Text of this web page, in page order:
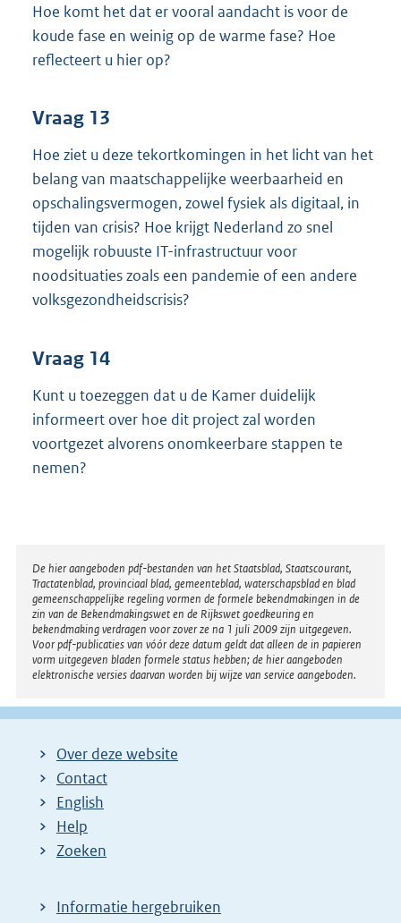
Hoe komt het dat er vooral aandacht is voor de
koude fase en weinig op de warme fase? Hoe
reflecteert u hier op?
Vraag 13
Hoe ziet u deze tekortkomingen in het licht van het
belang van maatschappelijke weerbaarheid en
opschalingsvermogen, zowel fysiek als digitaal, in
tijden van crisis? Hoe krijgt Nederland zo snel
mogelijk robuuste IT-infrastructuur voor
noodsituaties zoals een pandemie of een andere
volksgezondheidscrisis?
Vraag 14
Kunt u toezeggen dat u de Kamer duidelijk
informeert over hoe dit project zal worden
voortgezet alvorens onomkeerbare stappen te
nemen?
Disclaimer
De hier aangeboden pdf-bestanden van het Staatsblad, Staatscourant,
Tractatenblad, provinciaal blad, gemeenteblad, waterschapsblad en blad
gemeenschappelijke regeling vormen de formele bekendmakingen in de
zin van de Bekendmakingswet en de Rijkswet goedkeuring en
bekendmaking verdragen voor zover ze na 1 juli 2009 zijn uitgegeven.
Voor pdf-publicaties van vóór deze datum geldt dat alleen de in papieren
vorm uitgegeven bladen formele status hebben; de hier aangeboden
elektronische versies daarvan worden bij wijze van service aangeboden.
Over deze website
Contact
English
Help
Zoeken
Informatie hergebruiken